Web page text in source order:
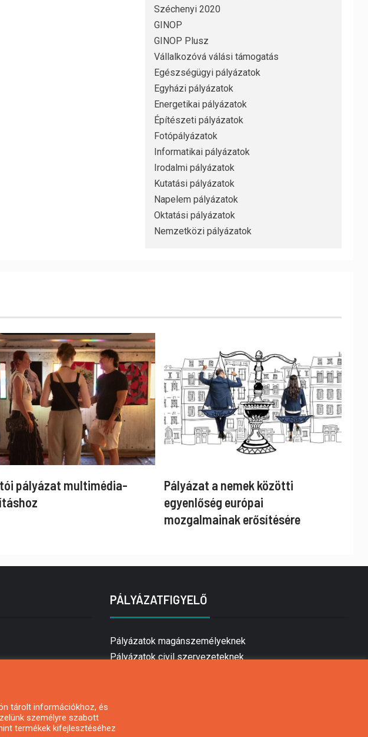
Széchenyi 2020
GINOP
GINOP Plusz
Vállalkozóvá válási támogatás
Egészségügyi pályázatok
Egyházi pályázatok
Energetikai pályázatok
Építészeti pályázatok
Fotópályázatok
Informatikai pályázatok
Irodalmi pályázatok
Kutatási pályázatok
Napelem pályázatok
Oktatási pályázatok
Nemzetközi pályázatok
pályázat multimédia-
Pályázat a nemek közötti
egyenlőség európai
mozgalmainak erősítésére
PÁLYÁZATFIGYELŐ
Pályázatok magánszemélyeknek
Pályázatok civil szervezeteknek
tárolt információkhoz, és
személyre szabott
termékek kifejlesztéséhez